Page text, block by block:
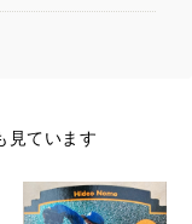
見ています